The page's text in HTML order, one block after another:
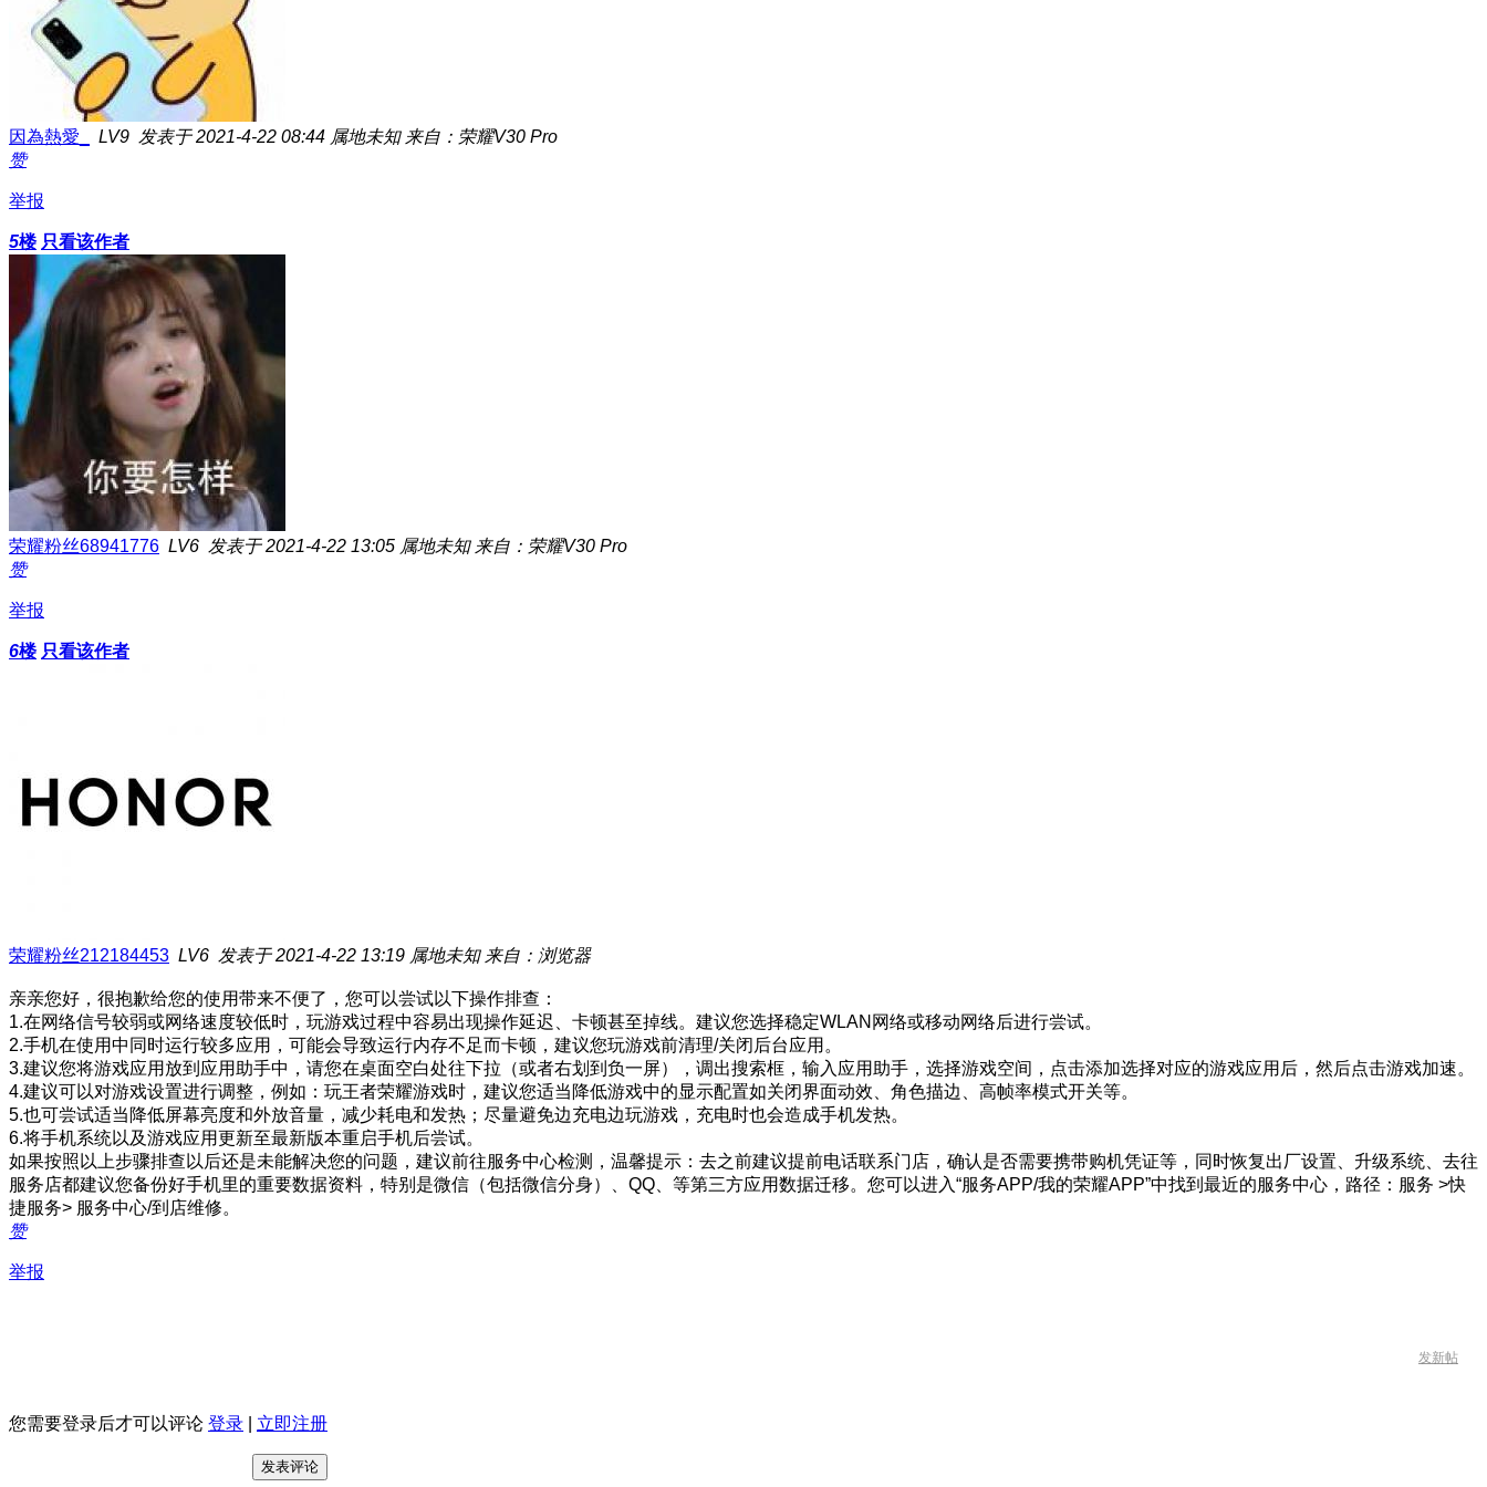
因為熱愛_ LV9 发表于 2021-4-22 08:44 属地未知 来自：荣耀V30 Pro
赞
举报
5楼 只看该作者
荣耀粉丝68941776 LV6 发表于 2021-4-22 13:05 属地未知 来自：荣耀V30 Pro
赞
举报
6楼 只看该作者
荣耀粉丝212184453 LV6 发表于 2021-4-22 13:19 属地未知 来自：浏览器
亲亲您好，很抱歉给您的使用带来不便了，您可以尝试以下操作排查：
1.在网络信号较弱或网络速度较低时，玩游戏过程中容易出现操作延迟、卡顿甚至掉线。建议您选择稳定WLAN网络或移动网络后进行尝试。
2.手机在使用中同时运行较多应用，可能会导致运行内存不足而卡顿，建议您玩游戏前清理/关闭后台应用。
3.建议您将游戏应用放到应用助手中，请您在桌面空白处往下拉（或者右划到负一屏），调出搜索框，输入应用助手，选择游戏空间，点击添加选择对应的游戏应用后，然后点击游戏加速。
4.建议可以对游戏设置进行调整，例如：玩王者荣耀游戏时，建议您适当降低游戏中的显示配置如关闭界面动效、角色描边、高帧率模式开关等。
5.也可尝试适当降低屏幕亮度和外放音量，减少耗电和发热；尽量避免边充电边玩游戏，充电时也会造成手机发热。
6.将手机系统以及游戏应用更新至最新版本重启手机后尝试。
如果按照以上步骤排查以后还是未能解决您的问题，建议前往服务中心检测，温馨提示：去之前建议提前电话联系门店，确认是否需要携带购机凭证等，同时恢复出厂设置、升级系统、去往
服务店都建议您备份好手机里的重要数据资料，特别是微信（包括微信分身）、QQ、等第三方应用数据迁移。您可以进入“服务APP/我的荣耀APP”中找到最近的服务中心，路径：服务 >快
捷服务> 服务中心/到店维修。
赞
举报
发新帖
您需要登录后才可以评论 登录 立即注册
发表评论